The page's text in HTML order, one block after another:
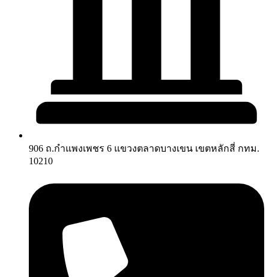
906 ถ.กำแพงเพชร 6 แขวงตลาดบางเขน เขตหลักสี่ กทม.
10210